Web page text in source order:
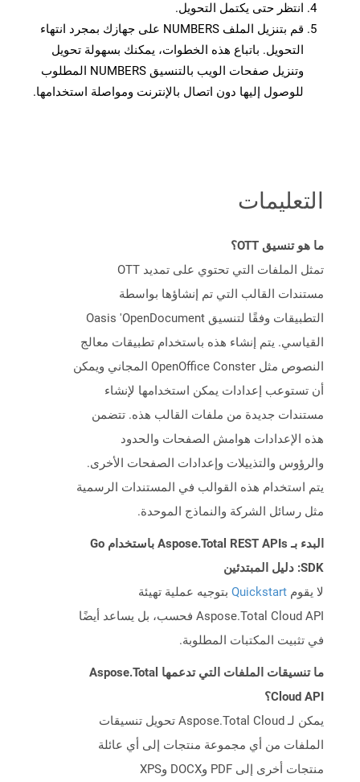
انتظر حتى يكتمل التحويل.
قم بتنزيل الملف NUMBERS على جهازك بمجرد انتهاء
التحويل. باتباع هذه الخطوات، يمكنك بسهولة تحويل
وتنزيل صفحات الويب بالتنسيق NUMBERS المطلوب
للوصول إليها دون اتصال بالإنترنت ومواصلة استخدامها.
التعليمات
ما هو تنسيق OTT؟
تمثل الملفات التي تحتوي على تمديد OTT
مستندات القالب التي تم إنشاؤها بواسطة
التطبيقات وفقًا لتنسيق Oasis 'OpenDocument
القياسي. يتم إنشاء هذه باستخدام تطبيقات معالج
النصوص مثل OpenOffice Conster المجاني ويمكن
أن تستوعب إعدادات يمكن استخدامها لإنشاء
مستندات جديدة من ملفات القالب هذه. تتضمن
هذه الإعدادات هوامش الصفحات والحدود
والرؤوس والتذييلات وإعدادات الصفحات الأخرى.
يتم استخدام هذه القوالب في المستندات الرسمية
مثل رسائل الشركة والنماذج الموحدة.
البدء بـ Aspose.Total REST APIs باستخدام Go
SDK: دليل المبتدئين
لا يقوم Quickstart بتوجيه عملية تهيئة
Aspose.Total Cloud API فحسب، بل يساعد أيضًا
في تثبيت المكتبات المطلوبة.
ما تنسيقات الملفات التي تدعمها Aspose.Total
Cloud API؟
يمكن لـ Aspose.Total Cloud تحويل تنسيقات
الملفات من أي مجموعة منتجات إلى أي عائلة
منتجات أخرى إلى PDF وDOCX وXPS